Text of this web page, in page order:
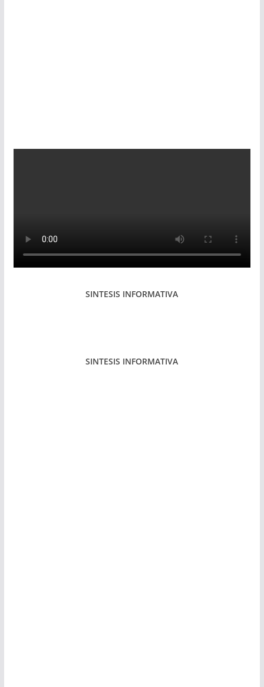
SINTESIS INFORMATIVA
SINTESIS INFORMATIVA